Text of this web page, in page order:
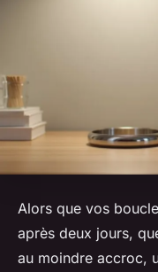
Alors que vos
après deux jours,
au moindre accroc,